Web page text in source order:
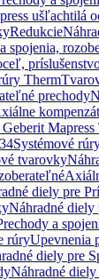
ušľachtilá
Redukcie
spojenia,
Therm
prechody
Mapress
Systémové
tvarovky
diely pre
Náhradné diely
a
rúryUpevnenia
diely pre
Náhradné